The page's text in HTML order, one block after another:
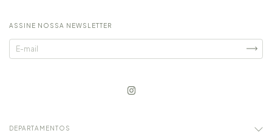
ASSINE NOSSA NEWSLETTER
DEPARTAMENTOS